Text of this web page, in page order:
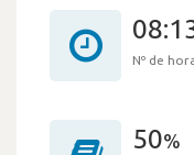
Nº de
50%